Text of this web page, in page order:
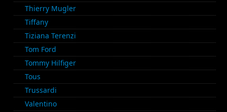
Thierry Mugler
Tiffany
Tiziana Terenzi
Tom Ford
Tommy Hilfiger
Tous
Trussardi
Valentino